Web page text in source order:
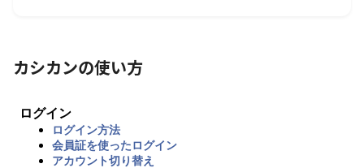
カシカンの使い方
ログイン
ログイン方法
会員証を使ったログイン
アカウント切り替え